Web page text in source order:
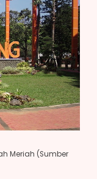
Meriah (Sumber